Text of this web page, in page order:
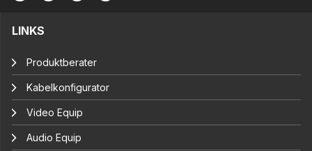
LINKS
Produktberater
Kabelkonfigurator
Video Equip
Audio Equip